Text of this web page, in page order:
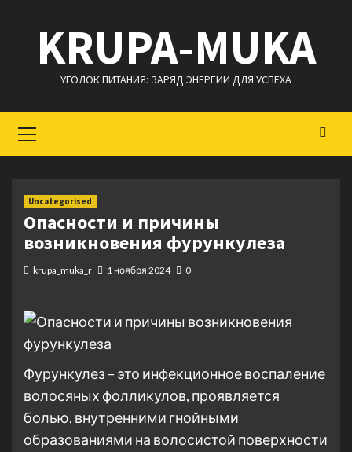
содержимому
KRUPA-MUKA
УГОЛОК ПИТАНИЯ: ЗАРЯД ЭНЕРГИИ ДЛЯ УСПЕХА
меню
Uncategorised
Опасности и причины
возникновения фурункулеза
krupa_muka_r 1 ноября 2024 0
Фурункулез – это инфекционное воспаление
волосяных фолликулов, проявляется
болью, внутренними гнойными
образованиями на волосистой поверхности